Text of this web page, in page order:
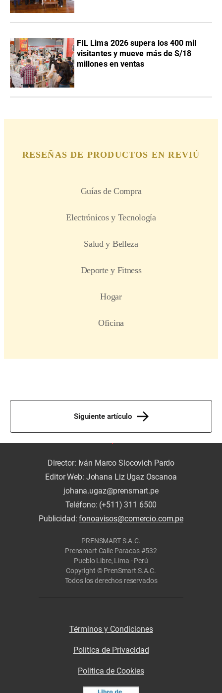
FIL Lima 2026 supera los 400 mil
visitantes y mueve más de S/18
millones en ventas
Siguiente artículo
Director: Iván Marco Slocovich Pardo
Editor Web: Johana Liz Ugaz Oscanoa
johana.ugaz@prensmart.pe
Teléfono: (+511) 311 6500
Publicidad:fonoavisos@comercio.com.pe
PRENSMART S.A.C.
Prensmart Calle Paracas #532
Pueblo Libre, Lima - Perú
Copyright © PrenSmart S.A.C.
Todos los derechos reservados
Términos y Condiciones
Política de Privacidad
Politica de Cookies